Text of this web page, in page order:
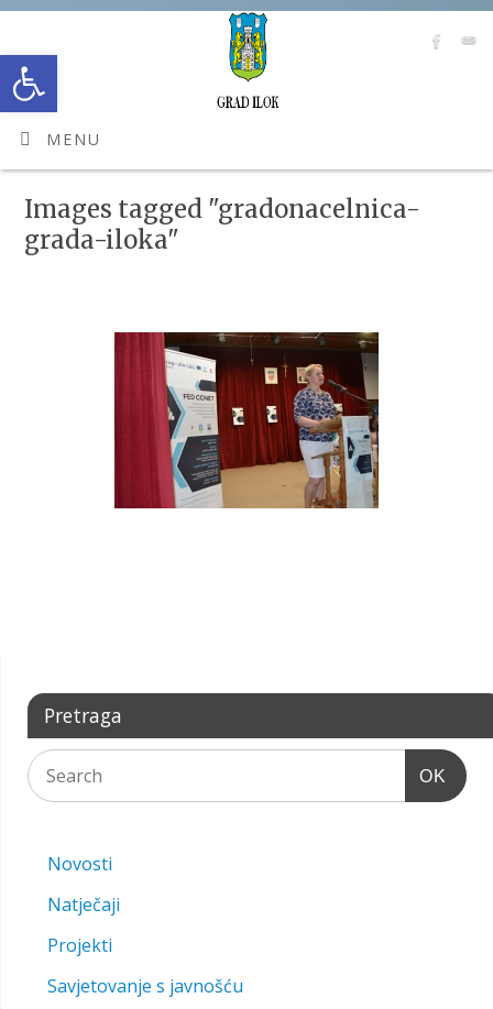
Open toolbar
MENU
Images tagged "gradonacelnica-
grada-iloka"
Pretraga
OK
Novosti
Natječaji
Projekti
Savjetovanje s javnošću